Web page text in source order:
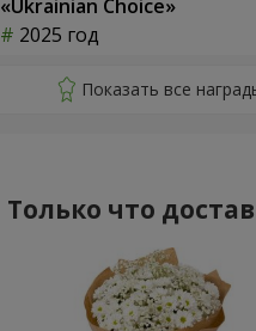
«Ukrainian Choice»
2025 год
Только что